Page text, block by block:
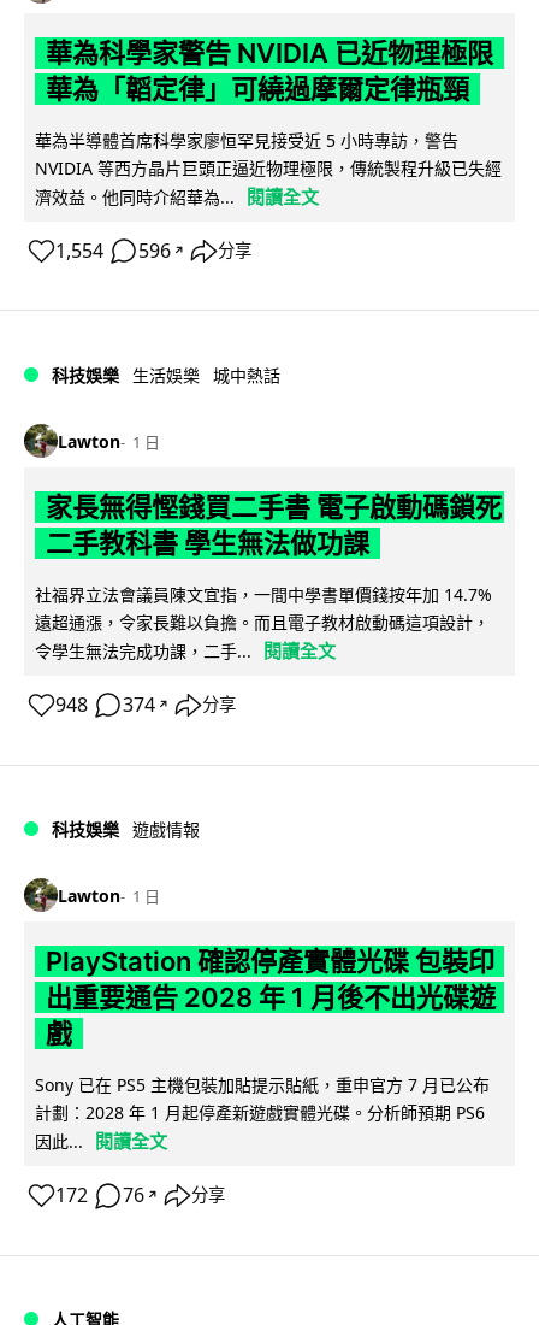
華為科學家警告 NVIDIA 已近物理極限
華為「韜定律」可繞過摩爾定律瓶頸
華為半導體首席科學家廖恒罕見接受近 5 小時專訪，警告
NVIDIA 等西方晶片巨頭正逼近物理極限，傳統製程升級已失經
濟效益。他同時介紹華為...
閱讀全文
1,554 596 ↗ 分享
科技娛樂 生活娛樂 城中熱話
Lawton 1 日
家長無得慳錢買二手書 電子啟動碼鎖死
二手教科書 學生無法做功課
社福界立法會議員陳文宜指，一間中學書單價錢按年加 14.7%
遠超通漲，令家長難以負擔。而且電子教材啟動碼這項設計，
令學生無法完成功課，二手...
閱讀全文
948 374 ↗ 分享
科技娛樂 遊戲情報
Lawton 1 日
PlayStation 確認停產實體光碟 包裝印
出重要通告 2028 年 1 月後不出光碟遊
戲
Sony 已在 PS5 主機包裝加貼提示貼紙，重申官方 7 月已公布
計劃：2028 年 1 月起停產新遊戲實體光碟。分析師預期 PS6
因此...
閱讀全文
172 76 ↗ 分享
人工智能